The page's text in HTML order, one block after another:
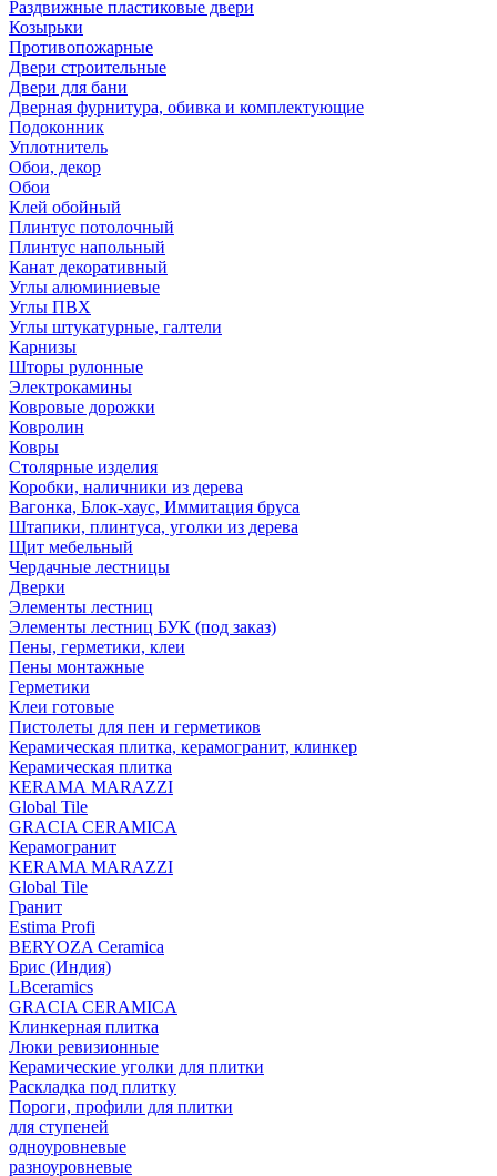
Раздвижные пластиковые двери
Козырьки
Противопожарные
Двери строительные
Двери для бани
Дверная фурнитура, обивка и комплектующие
Подоконник
Уплотнитель
Обои, декор
Обои
Клей обойный
Плинтус потолочный
Плинтус напольный
Канат декоративный
Углы алюминиевые
Углы ПВХ
Углы штукатурные, галтели
Карнизы
Шторы рулонные
Электрокамины
Ковровые дорожки
Ковролин
Ковры
Столярные изделия
Коробки, наличники из дерева
Вагонка, Блок-хаус, Иммитация бруса
Штапики, плинтуса, уголки из дерева
Щит мебельный
Чердачные лестницы
Дверки
Элементы лестниц
Элементы лестниц БУК (под заказ)
Пены, герметики, клеи
Пены монтажные
Герметики
Клеи готовые
Пистолеты для пен и герметиков
Керамическая плитка, керамогранит, клинкер
Керамическая плитка
КЕRАМА MARAZZI
Global Tile
GRACIA CERAMICA
Керамогранит
KERAMA MARAZZI
Global Tile
Гранит
Estima Profi
BERYOZA Ceramica
Брис (Индия)
LBceramics
GRACIA CERAMICA
Клинкерная плитка
Люки ревизионные
Керамические уголки для плитки
Раскладка под плитку
Пороги, профили для плитки
для ступеней
одноуровневые
разноуровневые